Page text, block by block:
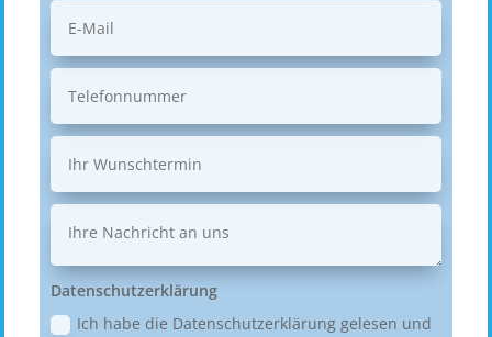
Datenschutzerklärung
Ich habe die Datenschutzerklärung gelesen und